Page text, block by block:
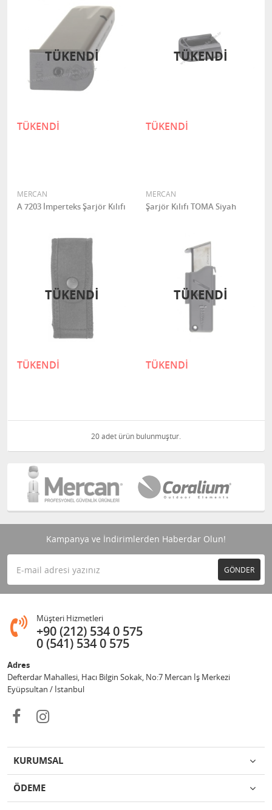
TÜKENDİ
TÜKENDI
TÜKENDİ
TÜKENDI
MERCAN
A 7203 İmperteks Şarjör Kılıfı
TÜKENDİ
TÜKENDI
MERCAN
Şarjör Kılıfı TOMA Siyah
TÜKENDİ
TÜKENDI
20 adet ürün bulunmuştur.
Kampanya ve İndirimlerden Haberdar Olun!
GÖNDER
Müşteri Hizmetleri
+90 (212) 534 0 575
0 (541) 534 0 575
Adres
Defterdar Mahallesi, Hacı Bilgin Sokak, No:7 Mercan İş Merkezi
Eyüpsultan / İstanbul
KURUMSAL
ÖDEME